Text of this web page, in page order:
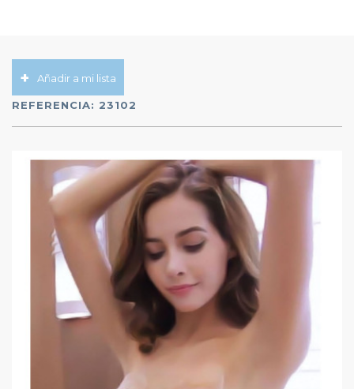
Añadir a mi lista
REFERENCIA: 23102